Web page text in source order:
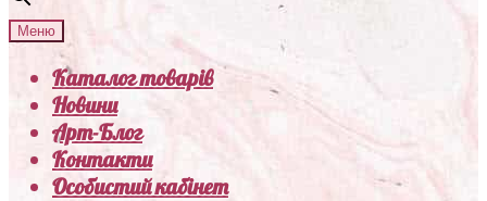
Меню
Каталог товарів
Новини
Арт-Блог
Контакти
Особистий кабінет